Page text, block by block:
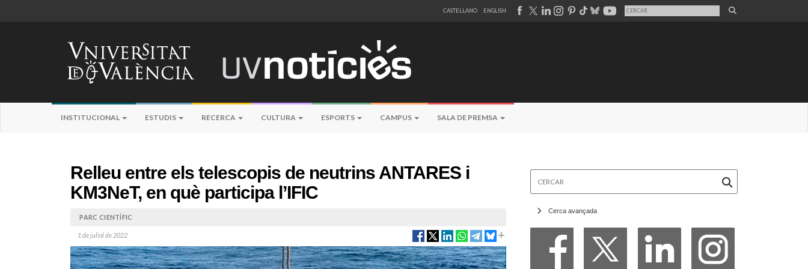
CASTELLANO ENGLISH
INSTITUCIONAL ESTUDIS RECERCA CULTURA ESPORTS CAMPUS SALA DE PREMSA
Relleu entre els telescopis de neutrins ANTARES i
KM3NeT, en què participa l’IFIC
PARC CIENTÍFIC
1 de juliol de 2022
Cerca avançada